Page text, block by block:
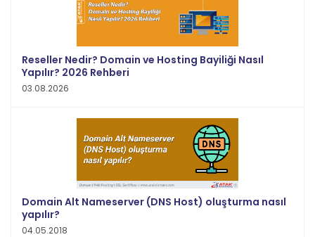
Reseller Nedir? Domain ve Hosting Bayiliği Nasıl
Yapılır? 2026 Rehberi
03.08.2026
Domain Alt Nameserver (DNS Host) oluşturma nasıl
yapılır?
04.05.2018